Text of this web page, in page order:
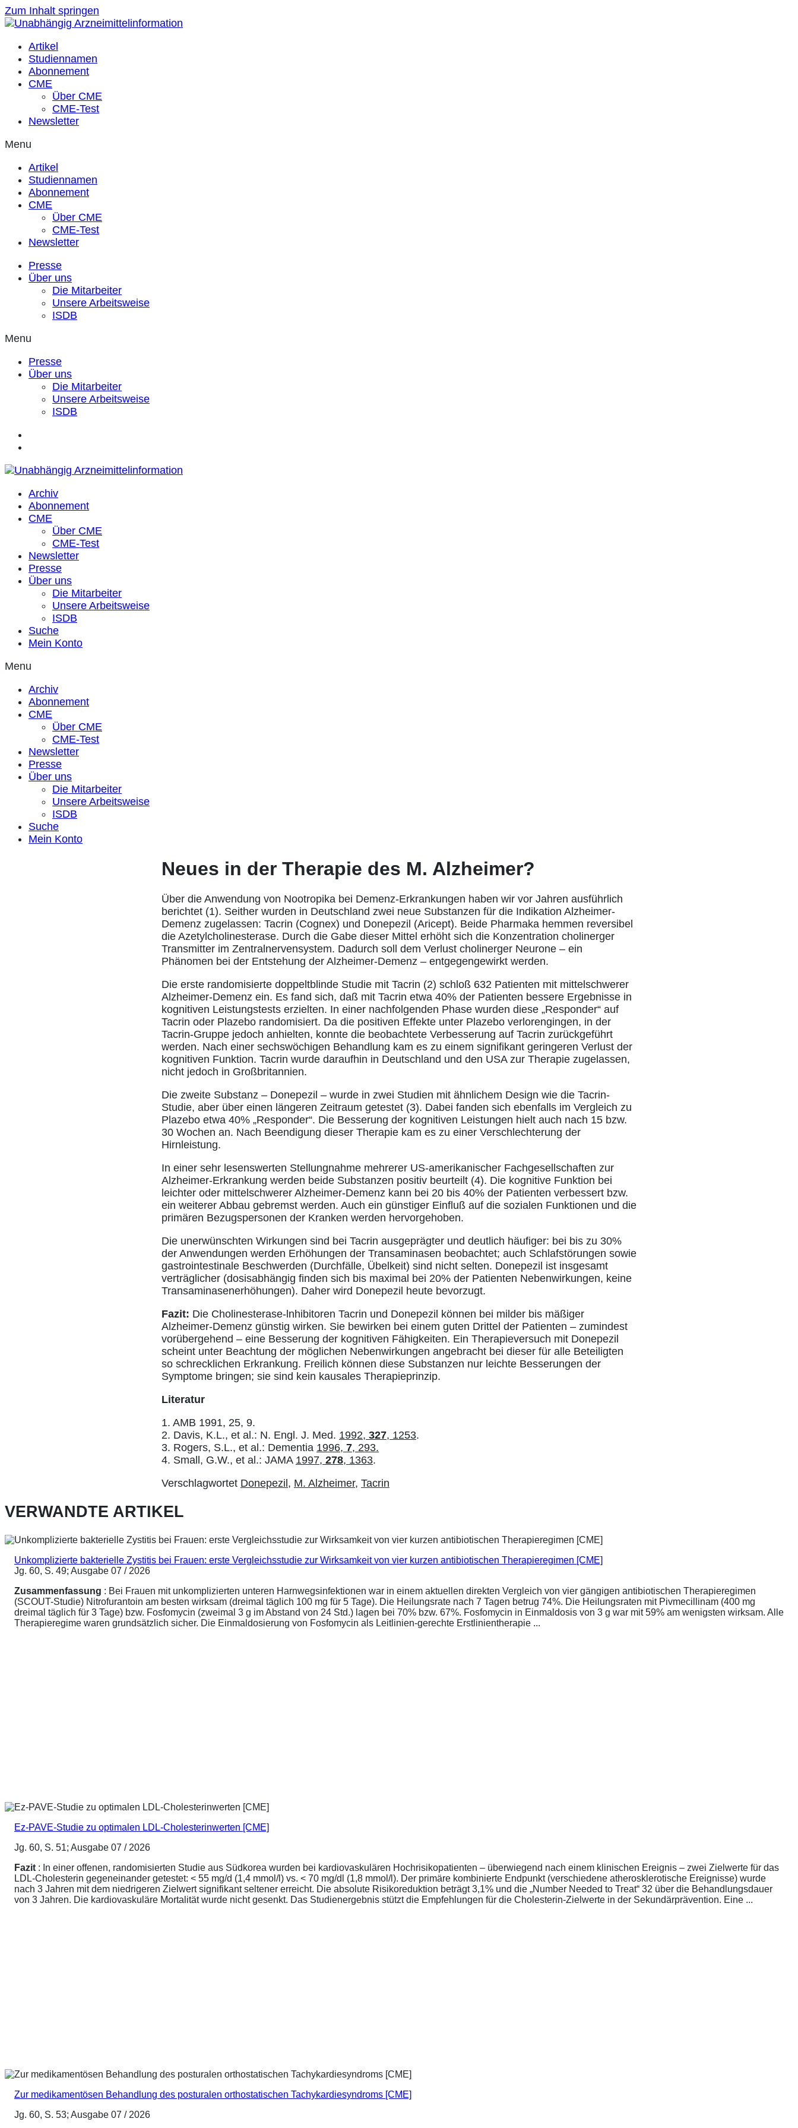
Zum Inhalt springen
Artikel
Studiennamen
Abonnement
CME
Über CME
CME-Test
Newsletter
Menu
Artikel
Studiennamen
Abonnement
CME
Über CME
CME-Test
Newsletter
Presse
Über uns
Die Mitarbeiter
Unsere Arbeitsweise
ISDB
Menu
Presse
Über uns
Die Mitarbeiter
Unsere Arbeitsweise
ISDB
Archiv
Abonnement
CME
Über CME
CME-Test
Newsletter
Presse
Über uns
Die Mitarbeiter
Unsere Arbeitsweise
ISDB
Suche
Mein Konto
Menu
Archiv
Abonnement
CME
Über CME
CME-Test
Newsletter
Presse
Über uns
Die Mitarbeiter
Unsere Arbeitsweise
ISDB
Suche
Mein Konto
Neues in der Therapie des M. Alzheimer?
Über die Anwendung von Nootropika bei Demenz-Erkrankungen haben wir vor Jahren ausführlich
berichtet (1). Seither wurden in Deutschland zwei neue Substanzen für die Indikation Alzheimer-
Demenz zugelassen: Tacrin (Cognex) und Donepezil (Aricept). Beide Pharmaka hemmen reversibel
die Azetylcholinesterase. Durch die Gabe dieser Mittel erhöht sich die Konzentration cholinerger
Transmitter im Zentralnervensystem. Dadurch soll dem Verlust cholinerger Neurone – ein
Phänomen bei der Entstehung der Alzheimer-Demenz – entgegengewirkt werden.
Die erste randomisierte doppeltblinde Studie mit Tacrin (2) schloß 632 Patienten mit mittelschwerer
Alzheimer-Demenz ein. Es fand sich, daß mit Tacrin etwa 40% der Patienten bessere Ergebnisse in
kognitiven Leistungstests erzielten. In einer nachfolgenden Phase wurden diese „Responder“ auf
Tacrin oder Plazebo randomisiert. Da die positiven Effekte unter Plazebo verlorengingen, in der
Tacrin-Gruppe jedoch anhielten, konnte die beobachtete Verbesserung auf Tacrin zurückgeführt
werden. Nach einer sechswöchigen Behandlung kam es zu einem signifikant geringeren Verlust der
kognitiven Funktion. Tacrin wurde daraufhin in Deutschland und den USA zur Therapie zugelassen,
nicht jedoch in Großbritannien.
Die zweite Substanz – Donepezil – wurde in zwei Studien mit ähnlichem Design wie die Tacrin-
Studie, aber über einen längeren Zeitraum getestet (3). Dabei fanden sich ebenfalls im Vergleich zu
Plazebo etwa 40% „Responder“. Die Besserung der kognitiven Leistungen hielt auch nach 15 bzw.
30 Wochen an. Nach Beendigung dieser Therapie kam es zu einer Verschlechterung der
Hirnleistung.
In einer sehr lesenswerten Stellungnahme mehrerer US-amerikanischer Fachgesellschaften zur
Alzheimer-Erkrankung werden beide Substanzen positiv beurteilt (4). Die kognitive Funktion bei
leichter oder mittelschwerer Alzheimer-Demenz kann bei 20 bis 40% der Patienten verbessert bzw.
ein weiterer Abbau gebremst werden. Auch ein günstiger Einfluß auf die sozialen Funktionen und die
primären Bezugspersonen der Kranken werden hervorgehoben.
Die unerwünschten Wirkungen sind bei Tacrin ausgeprägter und deutlich häufiger: bei bis zu 30%
der Anwendungen werden Erhöhungen der Transaminasen beobachtet; auch Schlafstörungen sowie
gastrointestinale Beschwerden (Durchfälle, Übelkeit) sind nicht selten. Donepezil ist insgesamt
verträglicher (dosisabhängig finden sich bis maximal bei 20% der Patienten Nebenwirkungen, keine
Transaminasenerhöhungen). Daher wird Donepezil heute bevorzugt.
Fazit: Die Cholinesterase-lnhibitoren Tacrin und Donepezil können bei milder bis mäßiger
Alzheimer-Demenz günstig wirken. Sie bewirken bei einem guten Drittel der Patienten – zumindest
vorübergehend – eine Besserung der kognitiven Fähigkeiten. Ein Therapieversuch mit Donepezil
scheint unter Beachtung der möglichen Nebenwirkungen angebracht bei dieser für alle Beteiligten
so schrecklichen Erkrankung. Freilich können diese Substanzen nur leichte Besserungen der
Symptome bringen; sie sind kein kausales Therapieprinzip.
Literatur
1. AMB 1991, 25, 9.
2. Davis, K.L., et al.: N. Engl. J. Med. 1992, 327, 1253.
3. Rogers, S.L., et al.: Dementia 1996, 7, 293.
4. Small, G.W., et al.: JAMA 1997, 278, 1363.
Verschlagwortet Donepezil, M. Alzheimer, Tacrin
VERWANDTE ARTIKEL
Unkomplizierte bakterielle Zystitis bei Frauen: erste Vergleichsstudie zur Wirksamkeit von vier kurzen antibiotischen Therapieregimen [CME]
Jg. 60, S. 49; Ausgabe 07 / 2026
Zusammenfassung : Bei Frauen mit unkomplizierten unteren Harnwegsinfektionen war in einem aktuellen direkten Vergleich von vier gängigen antibiotischen Therapieregimen
(SCOUT-Studie) Nitrofurantoin am besten wirksam (dreimal täglich 100 mg für 5 Tage). Die Heilungsrate nach 7 Tagen betrug 74%. Die Heilungsraten mit Pivmecillinam (400 mg
dreimal täglich für 3 Tage) bzw. Fosfomycin (zweimal 3 g im Abstand von 24 Std.) lagen bei 70% bzw. 67%. Fosfomycin in Einmaldosis von 3 g war mit 59% am wenigsten wirksam. Alle
Therapieregime waren grundsätzlich sicher. Die Einmaldosierung von Fosfomycin als Leitlinien-gerechte Erstlinientherapie ...
Ez-PAVE-Studie zu optimalen LDL-Cholesterinwerten [CME]
Jg. 60, S. 51; Ausgabe 07 / 2026
Fazit : In einer offenen, randomisierten Studie aus Südkorea wurden bei kardiovaskulären Hochrisikopatienten – überwiegend nach einem klinischen Ereignis – zwei Zielwerte für das
LDL-Cholesterin gegeneinander getestet: < 55 mg/d (1,4 mmol/l) vs. < 70 mg/dl (1,8 mmol/l). Der primäre kombinierte Endpunkt (verschiedene atherosklerotische Ereignisse) wurde
nach 3 Jahren mit dem niedrigeren Zielwert signifikant seltener erreicht. Die absolute Risikoreduktion beträgt 3,1% und die „Number Needed to Treat“ 32 über die Behandlungsdauer
von 3 Jahren. Die kardiovaskuläre Mortalität wurde nicht gesenkt. Das Studienergebnis stützt die Empfehlungen für die Cholesterin-Zielwerte in der Sekundärprävention. Eine ...
Zur medikamentösen Behandlung des posturalen orthostatischen Tachykardiesyndroms [CME]
Jg. 60, S. 53; Ausgabe 07 / 2026